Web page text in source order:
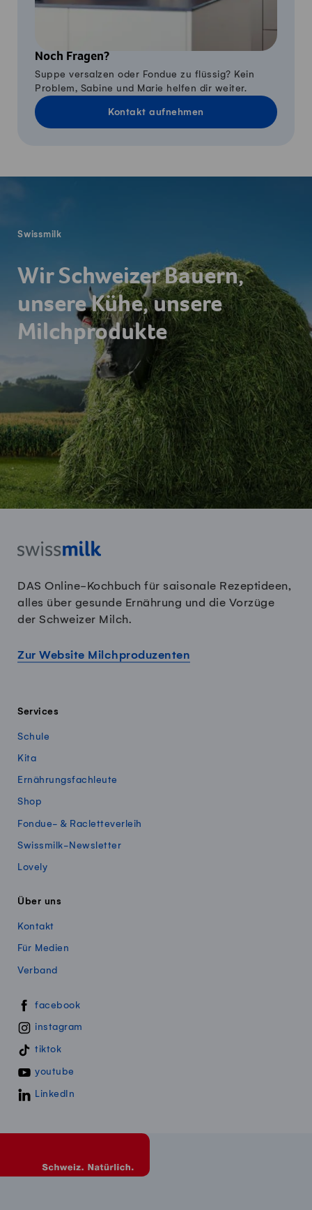
Noch Fragen?
Suppe versalzen oder Fondue zu flüssig? Kein
Problem, Sabine und Marie helfen dir weiter.
Kontakt aufnehmen
Swissmilk
Wir Schweizer Bauern,
unsere Kühe, unsere
Milchprodukte
DAS Online-Kochbuch für saisonale Rezeptideen,
alles über gesunde Ernährung und die Vorzüge
der Schweizer Milch.
Zur Website Milchproduzenten
Services
Schule
Kita
Ernährungsfachleute
Shop
Fondue- & Racletteverleih
Swissmilk-Newsletter
Lovely
Über uns
Kontakt
Für Medien
Verband
Swissmillk auf Social Media
facebook
instagram
tiktok
youtube
LinkedIn